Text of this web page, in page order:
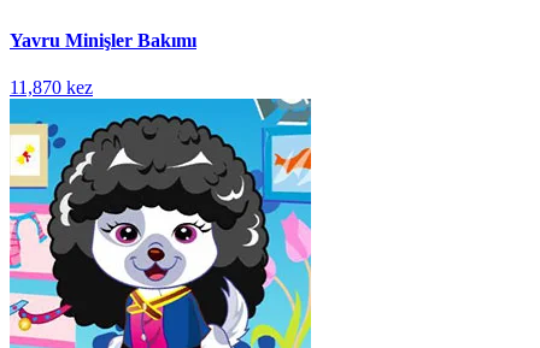
Yavru Minişler Bakımı
11,870 kez